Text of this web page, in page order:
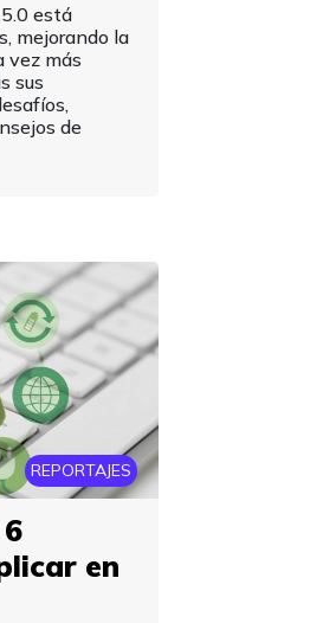
está
mejorando la
vez más
sus
de
REPORTAJES
en